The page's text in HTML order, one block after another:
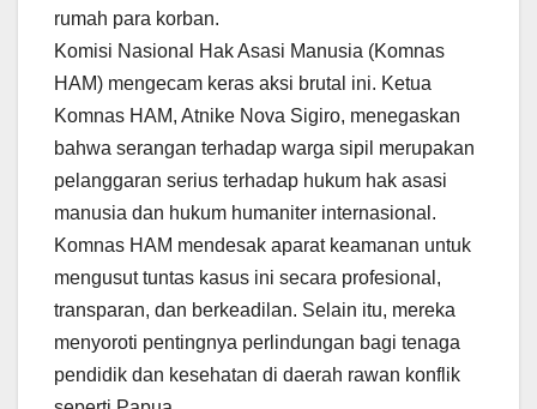
rumah para korban.
Komisi Nasional Hak Asasi Manusia (Komnas
HAM) mengecam keras aksi brutal ini. Ketua
Komnas HAM, Atnike Nova Sigiro, menegaskan
bahwa serangan terhadap warga sipil merupakan
pelanggaran serius terhadap hukum hak asasi
manusia dan hukum humaniter internasional.
Komnas HAM mendesak aparat keamanan untuk
mengusut tuntas kasus ini secara profesional,
transparan, dan berkeadilan. Selain itu, mereka
menyoroti pentingnya perlindungan bagi tenaga
pendidik dan kesehatan di daerah rawan konflik